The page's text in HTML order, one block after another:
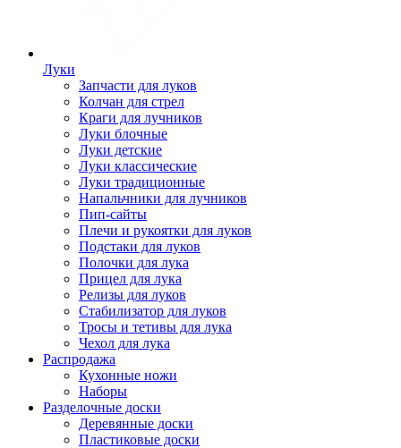
Луки
Запчасти для луков
Колчан для стрел
Краги для лучников
Луки блочные
Луки детские
Луки классические
Луки традиционные
Напальчники для лучников
Пип-сайты
Плечи и рукоятки для луков
Подстаки для луков
Полочки для лука
Прицел для лука
Релизы для луков
Стабилизатор для луков
Тросы и тетивы для лука
Чехол для лука
Распродажа
Кухонные ножи
Наборы
Разделочные доски
Деревянные доски
Пластиковые доски